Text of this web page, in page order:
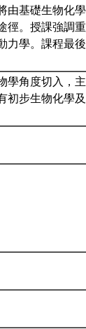
基礎生物化
徑。授課強調
學。課程最
學角度切入，
步生物化學